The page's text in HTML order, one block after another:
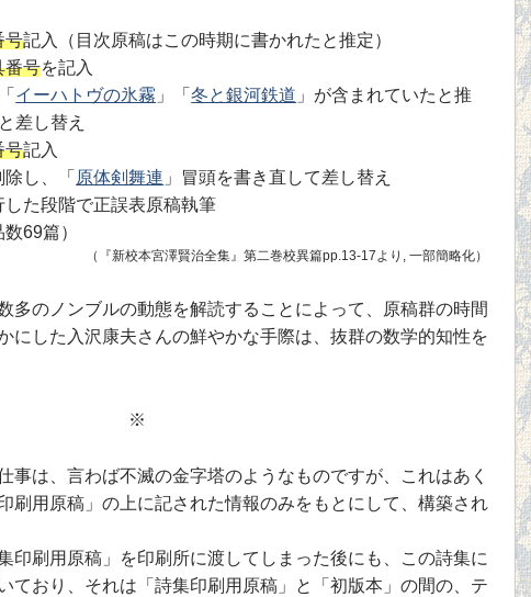
号記入（目次原稿はこの時期に書かれたと推定）
番号を記入
イーハトヴの氷霧 」「冬と銀河鉄道 」が含まれていたと推
差し替え
号記入
し、「 原体剣舞連 」冒頭を書き直して差し替え
た段階で正誤表原稿執筆
69篇）
（『新校本宮澤賢治全集』第二巻校異篇pp.13-17より, 一部簡略化）
のノンブルの動態を解読することによって、原稿群の時間
にした入沢康夫さんの鮮やかな手際は、抜群の数学的知性を
※
は、言わば不滅の金字塔のようなものですが、これはあく
刷用原稿」の上に記された情報のみをもとにして、構築され
刷用原稿」を印刷所に渡してしまった後にも、この詩集に
ており、それは「詩集印刷用原稿」と「初版本」の間の、テ